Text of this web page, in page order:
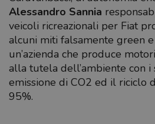
Alessandro Sannia
veicoli ricreazionali per Fiat
alcuni miti falsamente green
un’azienda che produce
alla tutela dell’ambiente con i
emissione di CO2 ed il riciclo
95%.